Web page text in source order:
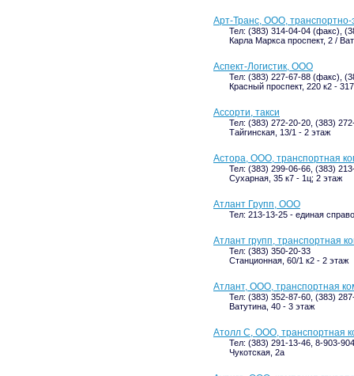
Арт-Транс, ООО,
Тел: (383) 314-04-04 (факс),
Карла Маркса проспект, 2 /
Аспект-Логистик, ООО
Тел: (383) 227-67-88 (факс),
Красный проспект, 220 к2 -
Ассорти, такси
Тел: (383) 272-20-20, (383)
Тайгинская, 13/1 - 2 этаж
Астора, ООО, транспортная
Тел: (383) 299-06-66, (383)
Сухарная, 35 к7 - 1ц; 2 этаж
Атлант Групп, ООО
Тел: 213-13-25 - единая
Атлант групп, транспортная
Тел: (383) 350-20-33
Станционная, 60/1 к2 - 2 этаж
Атлант, ООО, транспортная
Тел: (383) 352-87-60, (383)
Ватутина, 40 - 3 этаж
Атолл С, ООО, транспортная
Тел: (383) 291-13-46, 8-903-
Чукотская, 2а